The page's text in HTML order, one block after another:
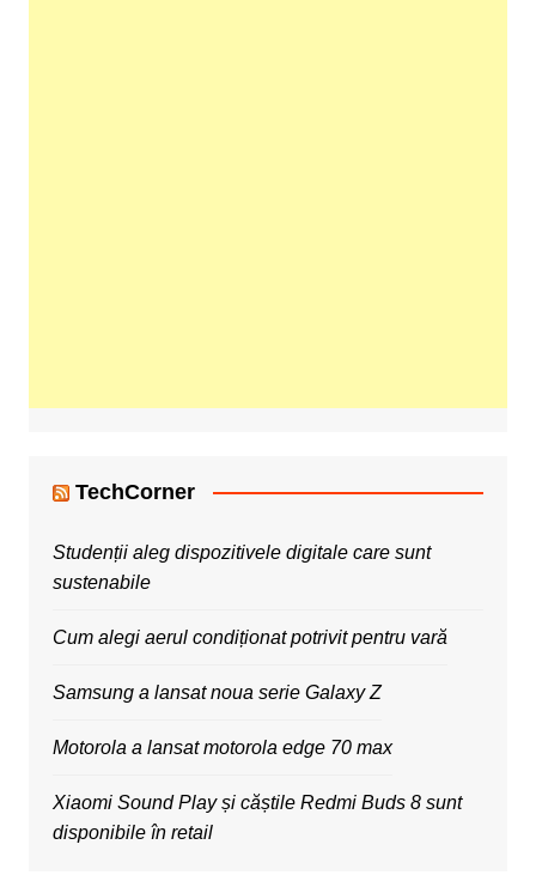
TechCorner
Studenții aleg dispozitivele digitale care sunt
sustenabile
Cum alegi aerul condiționat potrivit pentru vară
Samsung a lansat noua serie Galaxy Z
Motorola a lansat motorola edge 70 max
Xiaomi Sound Play și căștile Redmi Buds 8 sunt
disponibile în retail